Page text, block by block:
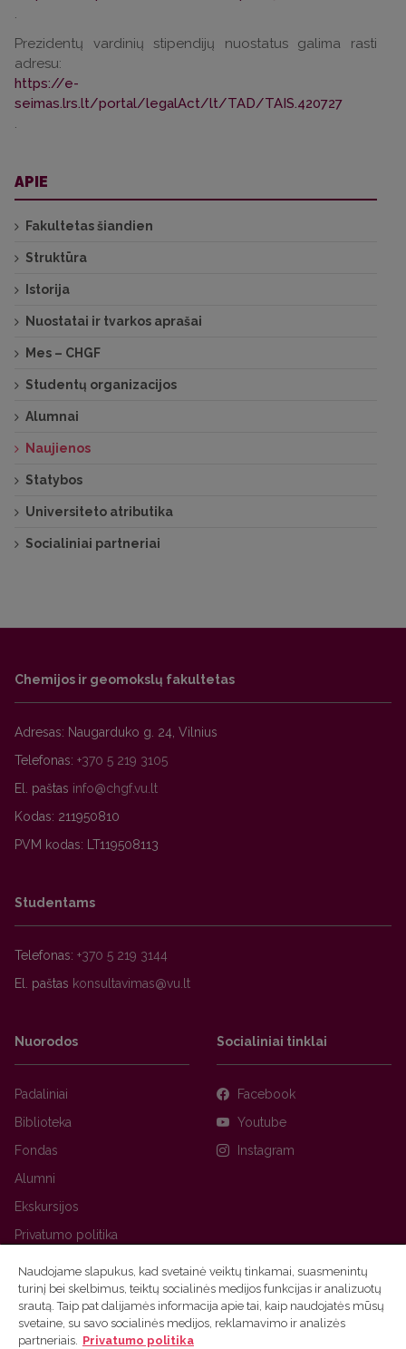
.
Prezidentų vardinių stipendijų nuostatus galima rasti
adresu:
https://e-
seimas.lrs.lt/portal/legalAct/lt/TAD/TAIS.420727
.
APIE
Fakultetas šiandien
Struktūra
Istorija
Nuostatai ir tvarkos aprašai
Mes – CHGF
Studentų organizacijos
Alumnai
Naujienos
Statybos
Universiteto atributika
Socialiniai partneriai
Chemijos ir geomokslų fakultetas
Adresas: Naugarduko g. 24, Vilnius
Telefonas: +370 5 219 3105
El. paštas
Kodas: 211950810
PVM kodas: LT119508113
Studentams
Telefonas: +370 5 219 3144
El. paštas
Nuorodos
Padaliniai
Biblioteka
Fondas
Alumni
Ekskursijos
Privatumo politika
Socialiniai tinklai
Facebook
Youtube
Instagram
Naudojame slapukus, kad svetainė veiktų tinkamai, suasmenintų
turinį bei skelbimus, teiktų socialinės medijos funkcijas ir analizuotų
srautą. Taip pat dalijamės informacija apie tai, kaip naudojatės mūsų
svetaine, su savo socialinės medijos, reklamavimo ir analizės
partneriais. Privatumo politika